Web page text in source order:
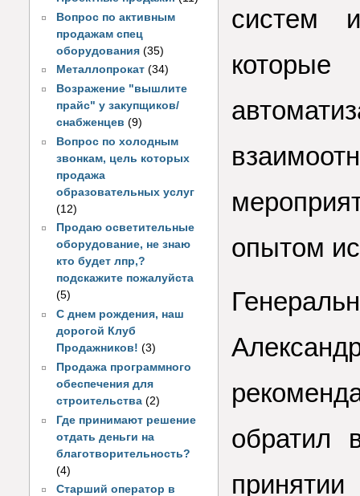
Вопрос по активным
продажам спец
оборудования (35)
Металлопрокат (34)
Возражение "вышлите
прайс" у закупщиков/
снабженцев (9)
Вопрос по холодным
звонкам, цель которых
продажа
образовательных услуг
(12)
Продаю осветительные
оборудование, не знаю
кто будет лпр,?
подскажите пожалуйста
(5)
С днем рождения, наш
дорогой Клуб
Продажников! (3)
Продажа программного
обеспечения для
строительства (2)
Где принимают решение
отдать деньги на
благотворительность?
(4)
Старший оператор в
систем
опытом
обратил